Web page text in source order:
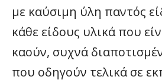
με καύσιμη ύλη παντός
κάθε είδους υλικά που
καούν, συχνά
που οδηγούν τελικά σε